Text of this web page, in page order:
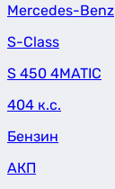
Mercedes-Benz
S-Class
S 450 4MATIC
404 к.с.
Бензин
АКП